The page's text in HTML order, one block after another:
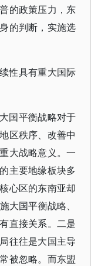
的政策压力，东
的判断，实施选
性具有重大国际
国平衡战略对于
区秩序、改善中
大战略意义。一
主要地缘板块多
心区的东南亚却
大国平衡战略、
直接关系。二是
往往是大国主导
被忽略。而东盟